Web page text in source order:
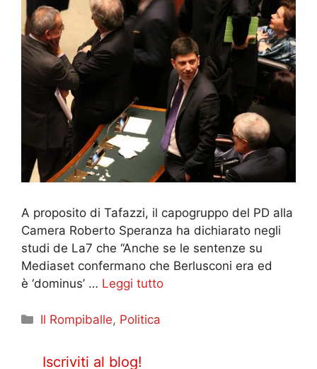
A proposito di Tafazzi, il capogruppo del PD alla
Camera Roberto Speranza ha dichiarato negli
studi de La7 che ‘‘Anche se le sentenze su
Mediaset confermano che Berlusconi era ed
è ‘dominus’ … Leggi tutto
Categorie
Il Rompiballe, Politica
Iscriviti al blog!